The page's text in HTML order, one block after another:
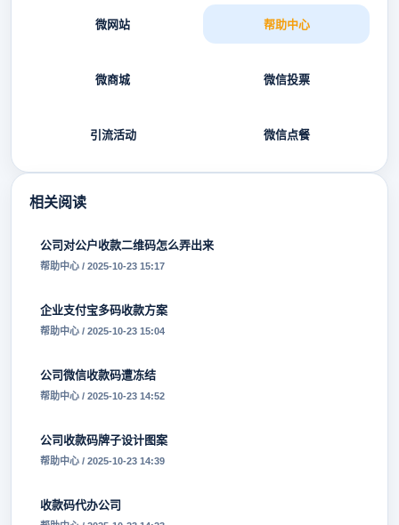
微网站 帮助中心
微商城 微信投票
引流活动 微信点餐
相关阅读
公司对公户收款二维码怎么弄出来
帮助中心 / 2025-10-23 15:17
企业支付宝多码收款方案
帮助中心 / 2025-10-23 15:04
公司微信收款码遭冻结
帮助中心 / 2025-10-23 14:52
公司收款码牌子设计图案
帮助中心 / 2025-10-23 14:39
收款码代办公司